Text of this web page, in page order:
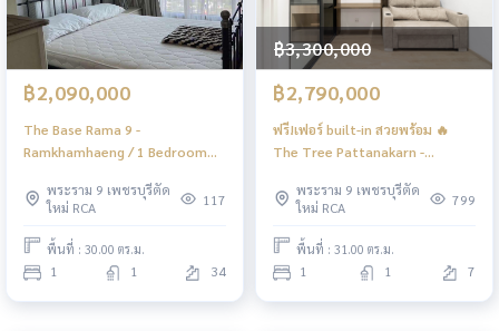
฿2,090,000
The Base Rama 9 -
Ramkhamhaeng / 1 Bedroom
พระราม 9 - รามคำแหง / 1 ห้องนอน
(ขายพร้อมผู้เช่า) JSMN104
พระราม 9 เพชรบุรีตัด
ใหม่ RCA
117
พื้นที่ : 30.00 ตร.ม.
1 1 34
฿3,300,000
฿2,790,000
ฟรี!เฟอร์ built-in สวยพร้อม 🔥
The Tree Pattanakarn -
SALE), เดอะ ทรี พัฒนาการ - เอกมัย
/ 1 ห้องนอน (ขาย) HL2023
พระราม 9 เพชรบุรีตัด
ใหม่ RCA
799
พื้นที่ : 31.00 ตร.ม.
1 1 7